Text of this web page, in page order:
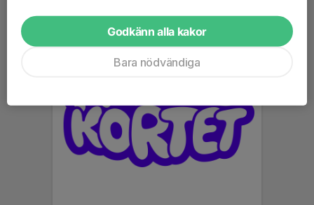
Godkänn alla kakor
Bara nödvändiga